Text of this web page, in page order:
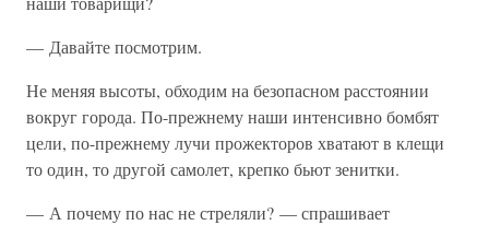
— Давайте посмотрим.
Не меняя высоты, обходим на безопасном расстоянии
вокруг города. По-прежнему наши интенсивно бомбят
цели, по-прежнему лучи прожекторов хватают в клещи
то один, то другой самолет, крепко бьют зенитки.
— А почему по нас не стреляли? — спрашивает